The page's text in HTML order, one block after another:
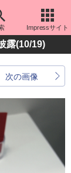
Impressサイト
露(10/19)
次の画像